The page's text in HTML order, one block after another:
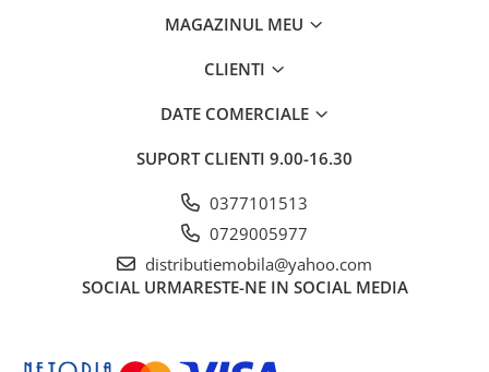
MAGAZINUL MEU
CLIENTI
DATE COMERCIALE
SUPORT CLIENTI 9.00-16.30
0377101513
0729005977
distributiemobila@yahoo.com
SOCIAL URMARESTE-NE IN SOCIAL MEDIA